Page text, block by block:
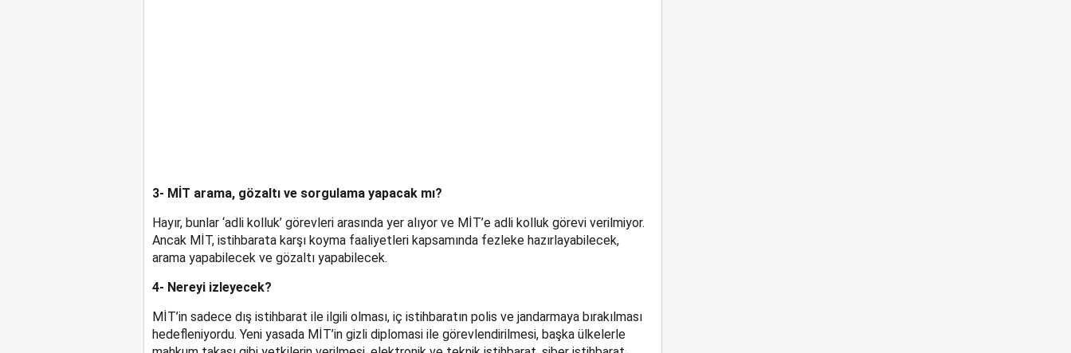
3- MİT arama, gözaltı ve sorgulama yapacak mı?
Hayır, bunlar ‘adli kolluk’ görevleri arasında yer alıyor ve MİT’e adli kolluk görevi verilmiyor.
Ancak MİT, istihbarata karşı koyma faaliyetleri kapsamında fezleke hazırlayabilecek,
arama yapabilecek ve gözaltı yapabilecek.
4- Nereyi izleyecek?
MİT’in sadece dış istihbarat ile ilgili olması, iç istihbaratın polis ve jandarmaya bırakılması
hedefleniyordu. Yeni yasada MİT’in gizli diplomasi ile görevlendirilmesi, başka ülkelerle